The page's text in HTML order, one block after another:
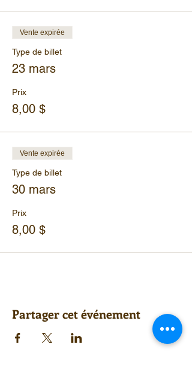
Vente expirée
Type de billet
23 mars
Prix
8,00 $
Vente expirée
Type de billet
30 mars
Prix
8,00 $
Partager cet événement